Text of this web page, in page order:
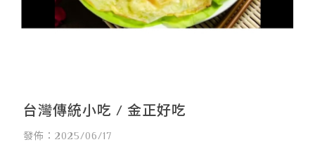
台灣傳統小吃 / 金正好吃
發佈：2025/06/17